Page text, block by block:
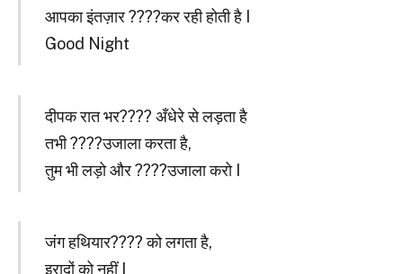
आपका इंतज़ार ????कर रही होती है I
Good Night
दीपक रात भर???? अँधेरे से लड़ता है
तभी ????उजाला करता है,
तुम भी लड़ो और ????उजाला करो I
जंग हथियार???? को लगता है,
इरादों को नहीं I